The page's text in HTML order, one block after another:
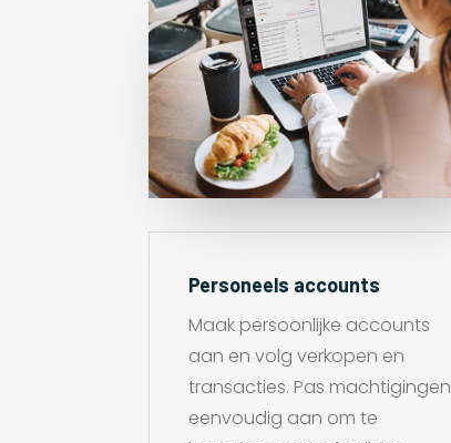
Personeels accounts
Maak persoonlijke accounts
aan en volg verkopen en
transacties. Pas machtigingen
eenvoudig aan om te